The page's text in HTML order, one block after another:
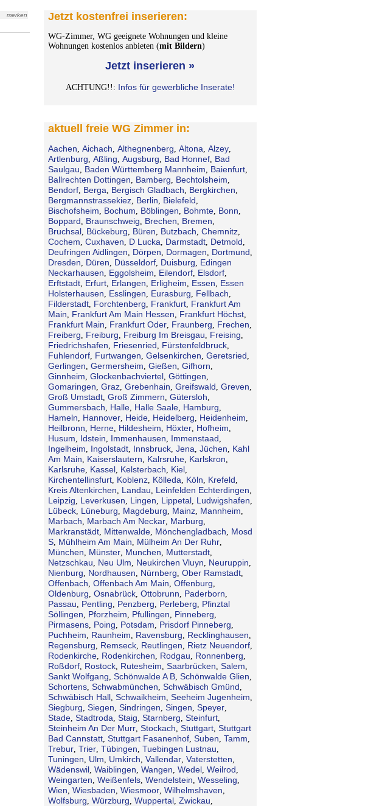
merken Jetzt kostenfrei inserieren:
WG-Zimmer, WG geeignete Wohnungen und kleine
Wohnungen kostenlos anbieten (mit Bildern)
Jetzt inserieren »
ACHTUNG!!: Infos für gewerbliche Inserate!
aktuell freie WG Zimmer in:
Aachen Aichach Althegnenberg Altona Alzey,
Artlenburg Aßling Augsburg Bad Honnef, Bad
Saulgau
Baden Württemberg Mannheim Baienfurt,
Ballrechten Dottingen Bamberg Bechtolsheim
Bendorf, Berga Bergisch Gladbach Bergkirchen
Bergmannstrassekiez, Berlin Bielefeld
Bischofsheim Bochum Böblingen Bohmte, Bonn
Boppard Braunschweig Brechen Bremen
Bruchsal, Bückeburg Büren Butzbach Chemnitz,
Cochem Cuxhaven D Lucka Darmstadt, Detmold
Deufringen Aidlingen Dörpen Dormagen Dortmund
Dresden Düren Düsseldorf, Duisburg
Edingen
Neckarhausen
Eggolsheim Eilendorf, Elsdorf,
Erftstadt, Erfurt, Erlangen Erligheim Essen
Essen
Holsterhausen
Esslingen Eurasburg Fellbach
Filderstadt, Forchtenberg Frankfurt, Frankfurt Am
Main
Frankfurt Am Main Hessen Frankfurt Höchst,
Frankfurt Main Frankfurt Oder, Fraunberg Frechen
Freiberg Freiburg Freiburg Im Breisgau Freising
Friedrichshafen Friesenried Fürstenfeldbruck,
Fuhlendorf, Furtwangen Gelsenkirchen Geretsried
Gerlingen Germersheim Gießen Gifhorn
Ginnheim Glockenbachviertel, Göttingen
Gomaringen Graz, Grebenhain Greifswald Greven
Groß Umstadt, Groß Zimmern Gütersloh
Gummersbach Halle, Halle Saale, Hamburg
Hameln Hannover, Heide, Heidelberg Heidenheim
Heilbronn Herne, Hildesheim Höxter, Hofheim
Husum Idstein Immenhausen Immenstaad
Ingelheim Ingolstadt, Innsbruck, Jena Jüchen
Kahl
Am Main
Kaiserslautern Kalrsruhe, Karlskron
Karlsruhe, Kassel, Kelsterbach Kiel,
Kirchentellinsfurt, Koblenz, Kölleda Köln Krefeld
Kreis Altenkirchen Landau Leinfelden Echterdingen
Leipzig Leverkusen Lingen Lippetal, Ludwigshafen
Lübeck, Lüneburg Magdeburg Mainz, Mannheim
Marbach Marbach Am Neckar, Marburg
Markranstädt, Mittenwalde, Mönchengladbach
Mosd
S, Mühlheim Am Main Mülheim An Der Ruhr,
München Münster, Munchen Mutterstadt,
Netzschkau Neu Ulm Neukirchen Vluyn Neuruppin
Nienburg Nordhausen Nürnberg Ober Ramstadt,
Offenbach Offenbach Am Main Offenburg
Oldenburg Osnabrück, Ottobrunn Paderborn
Passau Pentling Penzberg Perleberg
Pfinztal
Söllingen
Pforzheim Pfullingen Pinneberg
Pirmasens, Poing Potsdam Prisdorf Pinneberg
Puchheim Raunheim Ravensburg Recklinghausen
Regensburg Remseck, Reutlingen Rietz Neuendorf,
Rodenkirche, Rodenkirchen Rodgau Ronnenberg
Roßdorf, Rostock, Rutesheim Saarbrücken Salem
Sankt Wolfgang Schönwalde A B, Schönwalde Glien
Schortens, Schwabmünchen Schwäbisch Gmünd
Schwäbisch Hall, Schwaikheim Seeheim Jugenheim
Siegburg Siegen Sindringen Singen Speyer,
Stade, Stadtroda Staig Starnberg Steinfurt,
Steinheim An Der Murr, Stockach Stuttgart, Stuttgart
Bad Cannstatt, Stuttgart Fasanenhof, Suben Tamm
Trebur, Trier, Tübingen Tuebingen Lustnau
Tuningen Ulm Umkirch Vallendar, Vaterstetten
Wädenswil, Waiblingen Wangen Wedel, Weilrod
Weingarten Weißenfels, Wendelstein Wesseling
Wien Wiesbaden Wiesmoor, Wilhelmshaven
Wolfsburg Würzburg Wuppertal, Zwickau